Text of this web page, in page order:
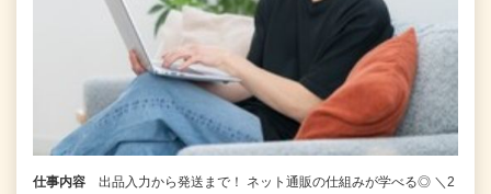
仕事内容
出品入力から発送まで！ ネット通販の仕組みが学べる◎ ＼2